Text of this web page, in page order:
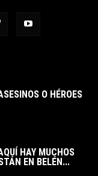
O HÉROES
HAY MUCHOS
EN BELÉN...